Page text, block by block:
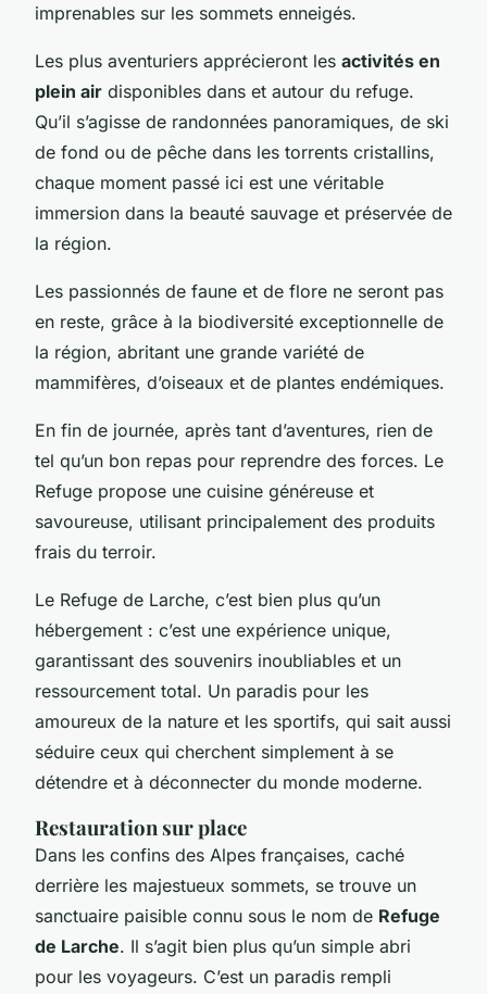
imprenables sur les sommets enneigés.
Les plus aventuriers apprécieront les activités en
plein air disponibles dans et autour du refuge.
Qu’il s’agisse de randonnées panoramiques, de ski
de fond ou de pêche dans les torrents cristallins,
chaque moment passé ici est une véritable
immersion dans la beauté sauvage et préservée de
la région.
Les passionnés de faune et de flore ne seront pas
en reste, grâce à la biodiversité exceptionnelle de
la région, abritant une grande variété de
mammifères, d’oiseaux et de plantes endémiques.
En fin de journée, après tant d’aventures, rien de
tel qu’un bon repas pour reprendre des forces. Le
Refuge propose une cuisine généreuse et
savoureuse, utilisant principalement des produits
frais du terroir.
Le Refuge de Larche, c’est bien plus qu’un
hébergement : c’est une expérience unique,
garantissant des souvenirs inoubliables et un
ressourcement total. Un paradis pour les
amoureux de la nature et les sportifs, qui sait aussi
séduire ceux qui cherchent simplement à se
détendre et à déconnecter du monde moderne.
Restauration sur place
Dans les confins des Alpes françaises, caché
derrière les majestueux sommets, se trouve un
sanctuaire paisible connu sous le nom de Refuge
de Larche. Il s’agit bien plus qu’un simple abri
pour les voyageurs. C’est un paradis rempli